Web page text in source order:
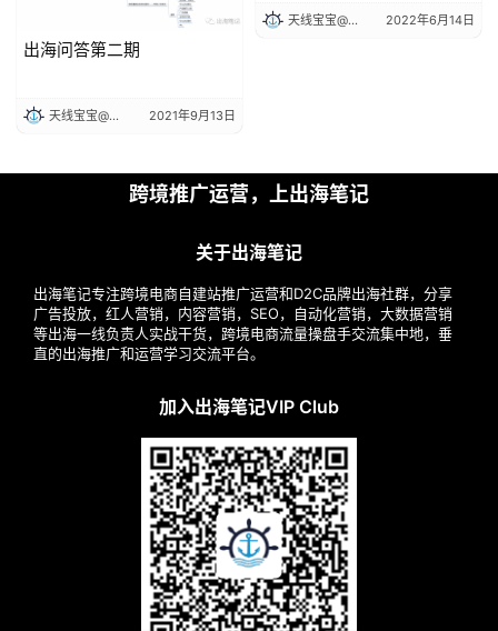
出海问答第二期
天线宝宝@出海笔记 2021年9月13日
天线宝宝@出海笔记 2022年6月14日
跨境推广运营，上出海笔记
关于出海笔记
出海笔记专注跨境电商自建站推广运营和D2C品牌出海社群，分享
广告投放，红人营销，内容营销，SEO，自动化营销，大数据营销
等出海一线负责人实战干货，跨境电商流量操盘手交流集中地，垂
直的出海推广和运营学习交流平台。
加入出海笔记VIP Club